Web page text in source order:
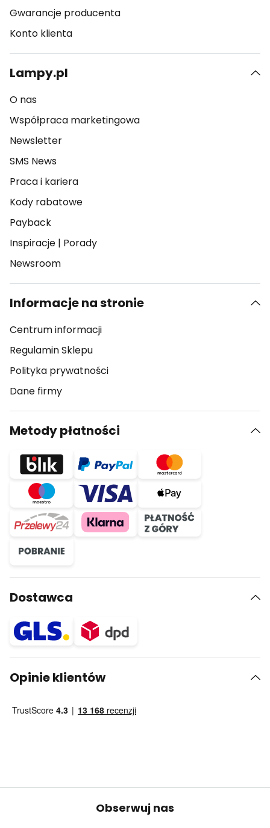
Gwarancje producenta
Konto klienta
Lampy.pl
O nas
Współpraca marketingowa
Newsletter
SMS News
Praca i kariera
Kody rabatowe
Payback
Inspiracje | Porady
Newsroom
Informacje na stronie
Centrum informacji
Regulamin Sklepu
Polityka prywatności
Dane firmy
Metody płatności
Dostawca
Opinie klientów
Obserwuj nas